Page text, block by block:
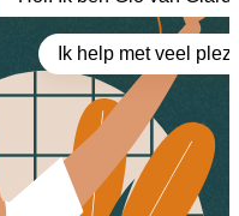
Ik help met veel